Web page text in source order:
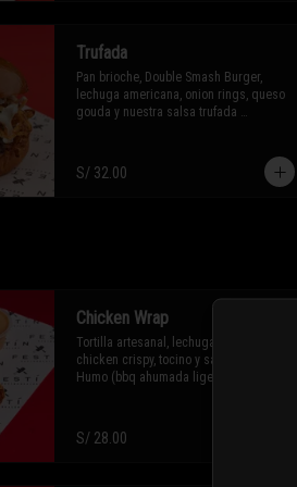
Trufada
Pan brioche, Double Smash Burger,
lechuga americana, onion rings, queso
gouda y nuestra salsa trufada
S/ 32.00
Chicken Wrap
Tortilla artesanal, lechuga, cheddar,
chicken crispy, tocino y salsa La Chica
Humo (bbq ahumada ligeramente
S/ 28.00